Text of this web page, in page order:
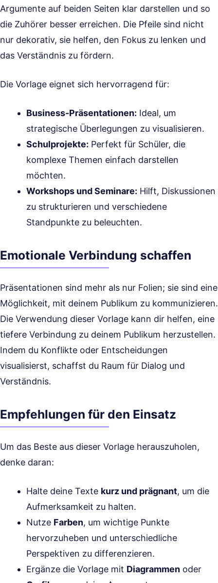
Argumente auf beiden Seiten klar darstellen und so
die Zuhörer besser erreichen. Die Pfeile sind nicht
nur dekorativ, sie helfen, den Fokus zu lenken und
das Verständnis zu fördern.
Die Vorlage eignet sich hervorragend für:
Business-Präsentationen: Ideal, um
strategische Überlegungen zu visualisieren.
Schulprojekte: Perfekt für Schüler, die
komplexe Themen einfach darstellen
möchten.
Workshops und Seminare: Hilft, Diskussionen
zu strukturieren und verschiedene
Standpunkte zu beleuchten.
Emotionale Verbindung schaffen
Präsentationen sind mehr als nur Folien; sie sind eine
Möglichkeit, mit deinem Publikum zu kommunizieren.
Die Verwendung dieser Vorlage kann dir helfen, eine
tiefere Verbindung zu deinem Publikum herzustellen.
Indem du Konflikte oder Entscheidungen
visualisierst, schaffst du Raum für Dialog und
Verständnis.
Empfehlungen für den Einsatz
Um das Beste aus dieser Vorlage herauszuholen,
denke daran:
Halte deine Texte kurz und prägnant, um die
Aufmerksamkeit zu halten.
Nutze Farben, um wichtige Punkte
hervorzuheben und unterschiedliche
Perspektiven zu differenzieren.
Ergänze die Vorlage mit Diagrammen oder